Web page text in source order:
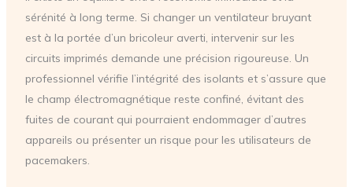
sérénité à long terme. Si changer un ventilateur bruyant
est à la portée d’un bricoleur averti, intervenir sur les
circuits imprimés demande une précision rigoureuse. Un
professionnel vérifie l’intégrité des isolants et s’assure que
le champ électromagnétique reste confiné, évitant des
fuites de courant qui pourraient endommager d’autres
appareils ou présenter un risque pour les utilisateurs de
pacemakers.